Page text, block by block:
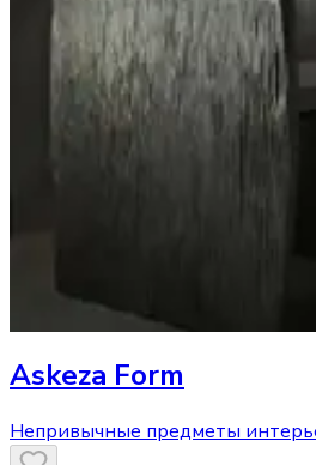
Askeza Form
Непривычные предметы